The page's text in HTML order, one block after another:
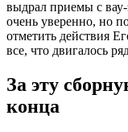
выдрал приемы с
очень уверенно, но
отметить действия
все, что двигалось
За эту
конца